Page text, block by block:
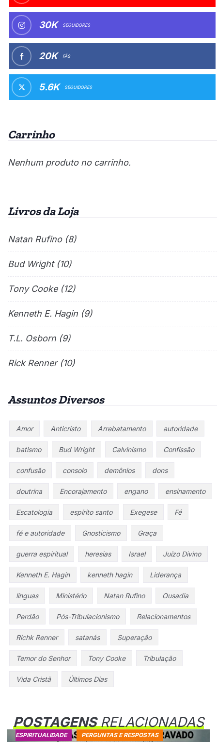
30K SEGUIDORES
20K FÃS
5.6K SEGUIDORES
Carrinho
Nenhum produto no carrinho.
Livros da Loja
Natan Rufino (8)
Bud Wright (10)
Tony Cooke (12)
Kenneth E. Hagin (9)
T.L. Osborn (9)
Rick Renner (10)
Assuntos Diversos
Amor Anticristo Arrebatamento autoridade
batismo Bud Wright Calvinismo Confissão
confusão consolo demônios dons
doutrina Encorajamento engano ensinamento
Escatologia espírito santo Exegese Fé
fé e autoridade Gnosticismo Graça
guerra espiritual heresias Israel Juízo Divino
Kenneth E. Hagin kenneth hagin Liderança
línguas Ministério Natan Rufino Ousadia
Perdão Pós-Tribulacionismo Relacionamentos
Richk Renner satanás Superação
Temor do Senhor Tony Cooke Tribulação
Vida Cristã Últimos Dias
POSTAGENSRELACIONADAS
ESPIRITUALIDADE PERGUNTAS E RESPOSTAS